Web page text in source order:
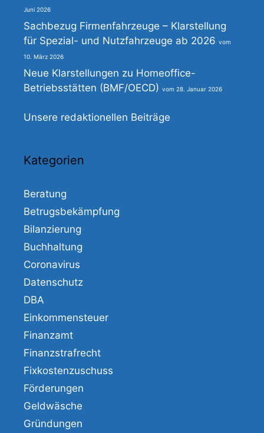
Juni 2026
Sachbezug Firmenfahrzeuge – Klarstellung
für Spezial- und Nutzfahrzeuge ab 2026
10. März 2026
Neue Klarstellungen zu Homeoffice-
Betriebsstätten (BMF/OECD)
28. Januar 2026
Unsere redaktionellen Beiträge
Kategorien
Beratung
Betrugsbekämpfung
Bilanzierung
Buchhaltung
Coronavirus
Datenschutz
DBA
Einkommensteuer
Finanzamt
Finanzstrafrecht
Fixkostenzuschuss
Förderungen
Geldwäsche
Gründungen